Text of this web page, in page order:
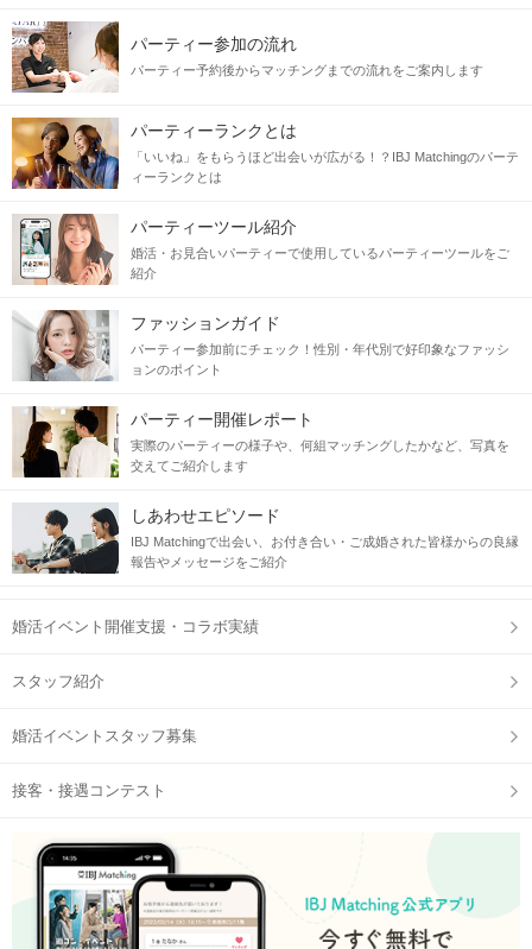
パーティー参加の流れ
パーティー予約後からマッチングまでの流れをご案内します
パーティーランクとは
「いいね」をもらうほど出会いが広がる！？IBJ Matchingのパーテ
ィーランクとは
パーティーツール紹介
婚活・お見合いパーティーで使用しているパーティーツールをご
紹介
ファッションガイド
パーティー参加前にチェック！性別・年代別で好印象なファッシ
ョンのポイント
パーティー開催レポート
実際のパーティーの様子や、何組マッチングしたかなど、写真を
交えてご紹介します
しあわせエピソード
IBJ Matchingで出会い、お付き合い・ご成婚された皆様からの良縁
報告やメッセージをご紹介
婚活イベント開催支援・コラボ実績
スタッフ紹介
婚活イベントスタッフ募集
接客・接遇コンテスト